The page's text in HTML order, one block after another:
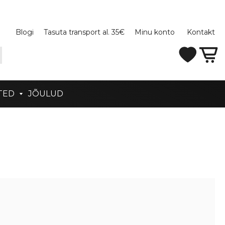
Blogi Tasuta transport al. 35€ Minu konto Kontakt
JÕULUD